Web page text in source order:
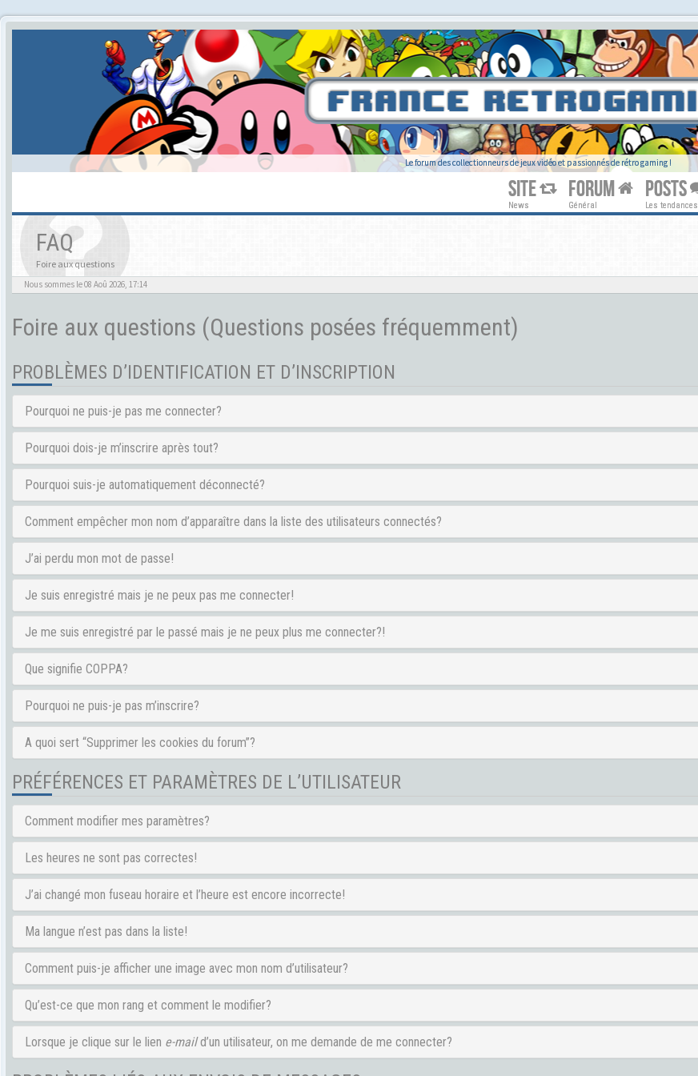
Le forum des collectionneurs de jeux vidéo et passionnés de rétro gaming !
SITE
News
FORUM
Général
POSTS
Les tendances
FAQ
Foire aux questions
Nous sommes le 08 Aoû 2026, 17:14
Foire aux questions (Questions posées fréquemment)
PROBLÈMES D’IDENTIFICATION ET D’INSCRIPTION
Pourquoi ne puis-je pas me connecter?
Pourquoi dois-je m’inscrire après tout?
Pourquoi suis-je automatiquement déconnecté?
Comment empêcher mon nom d’apparaître dans la liste des utilisateurs connectés?
J’ai perdu mon mot de passe!
Je suis enregistré mais je ne peux pas me connecter!
Je me suis enregistré par le passé mais je ne peux plus me connecter?!
Que signifie COPPA?
Pourquoi ne puis-je pas m’inscrire?
A quoi sert “Supprimer les cookies du forum”?
PRÉFÉRENCES ET PARAMÈTRES DE L’UTILISATEUR
Comment modifier mes paramètres?
Les heures ne sont pas correctes!
J’ai changé mon fuseau horaire et l’heure est encore incorrecte!
Ma langue n’est pas dans la liste!
Comment puis-je afficher une image avec mon nom d’utilisateur?
Qu’est-ce que mon rang et comment le modifier?
Lorsque je clique sur le lien e-maild’un utilisateur, on me demande de me connecter?